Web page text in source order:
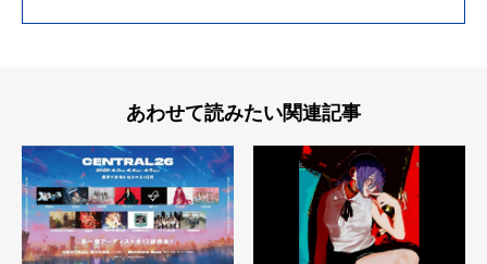
あわせて読みたい関連記事